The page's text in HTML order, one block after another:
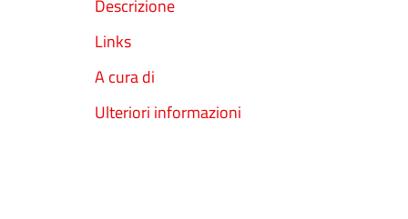
Descrizione
Links
A cura di
Ulteriori informazioni